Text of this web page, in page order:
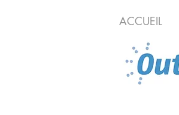
ACCUEIL